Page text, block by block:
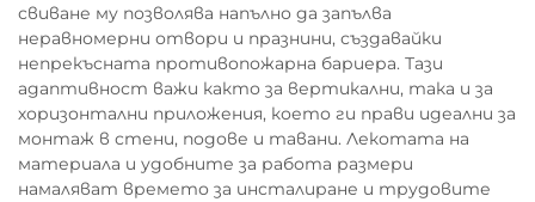
свиване му позволява напълно да запълва
неравномерни отвори и празнини, създавайки
непрекъсната противопожарна бариера. Тази
адаптивност важи както за вертикални, така и за
хоризонтални приложения, което ги прави идеални за
монтаж в стени, подове и тавани. Лекотата на
материала и удобните за работа размери
намаляват времето за инсталиране и трудовите